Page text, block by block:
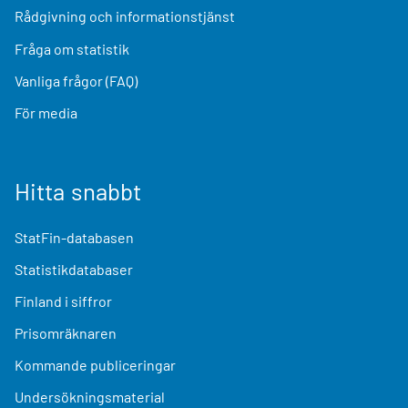
Rådgivning och informationstjänst
Fråga om statistik
Vanliga frågor (FAQ)
För media
Hitta snabbt
StatFin-databasen
Statistikdatabaser
Finland i siffror
Prisomräknaren
Kommande publiceringar
Undersökningsmaterial